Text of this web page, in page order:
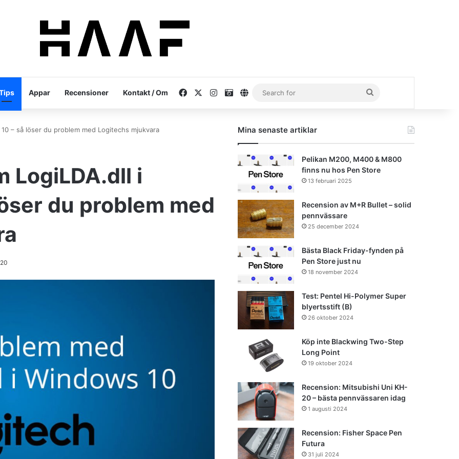
Appar Recensioner Kontakt / Om FacebookInstagramUnsplash
danielhaaf.se
Search
for
– så löser du problem med Logitechs mjukvara
LogiLDA.dll i
du problem med
Mina senaste artiklar
Pelikan M200, M400 & M800
finns nu hos Pen Store
13 februari 2025
Recension av M+R Bullet – solid
pennvässare
25 december 2024
Bästa Black Friday-fynden på
Pen Store just nu
18 november 2024
Test: Pentel Hi-Polymer Super
blyertsstift (B)
26 oktober 2024
Köp inte Blackwing Two-Step
Long Point
19 oktober 2024
Recension: Mitsubishi Uni KH-
20 – bästa pennvässaren idag
1 augusti 2024
Recension: Fisher Space Pen
Futura
31 juli 2024